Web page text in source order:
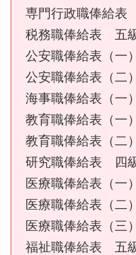
専門行政職俸給
税務職俸給表 五
公安職俸給表（一
公安職俸給表（二
海事職俸給表（一
教育職俸給表（一
教育職俸給表（二
研究職俸給表 四
医療職俸給表（一
医療職俸給表（二
医療職俸給表（三
福祉職俸給表 五